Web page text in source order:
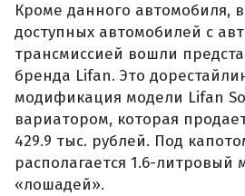
Кроме данного автомобиля,
доступных автомобилей с
трансмиссией вошли
бренда Lifan. Это
модификация модели Lifan
вариатором, которая
429.9 тыс. рублей. Под
располагается 1.6-литровый
«лошадей».